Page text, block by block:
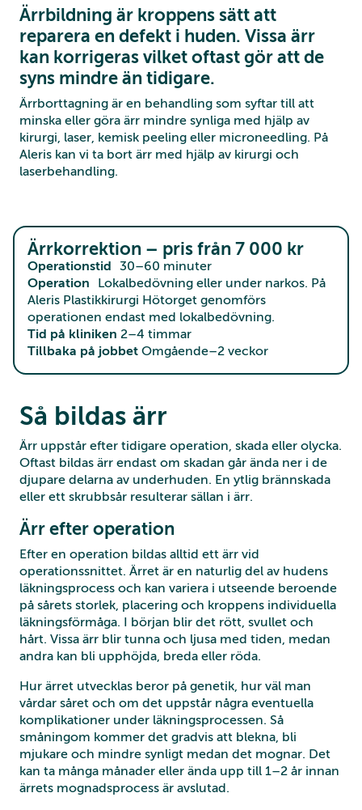
Ärrbildning är kroppens sätt att
reparera en defekt i huden. Vissa ärr
kan korrigeras vilket oftast gör att de
syns mindre än tidigare.
Ärrborttagning är en behandling som syftar till att
minska eller göra ärr mindre synliga med hjälp av
kirurgi, laser, kemisk peeling eller microneedling. På
Aleris kan vi ta bort ärr med hjälp av kirurgi och
laserbehandling.
Ärrkorrektion – pris från 7 000 kr
Operationstid 30–60 minuter
Operation Lokalbedövning eller under narkos. På
Aleris Plastikkirurgi Hötorget genomförs
operationen endast med lokalbedövning.
Tid på kliniken 2–4 timmar
Tillbaka på jobbet Omgående–2 veckor
Så bildas ärr
Ärr uppstår efter tidigare operation, skada eller olycka.
Oftast bildas ärr endast om skadan går ända ner i de
djupare delarna av underhuden. En ytlig brännskada
eller ett skrubbsår resulterar sällan i ärr.
Ärr efter operation
Efter en operation bildas alltid ett ärr vid
operationssnittet. Ärret är en naturlig del av hudens
läkningsprocess och kan variera i utseende beroende
på sårets storlek, placering och kroppens individuella
läkningsförmåga. I början blir det rött, svullet och
hårt. Vissa ärr blir tunna och ljusa med tiden, medan
andra kan bli upphöjda, breda eller röda.
Hur ärret utvecklas beror på genetik, hur väl man
vårdar såret och om det uppstår några eventuella
komplikationer under läkningsprocessen. Så
småningom kommer det gradvis att blekna, bli
mjukare och mindre synligt medan det mognar. Det
kan ta många månader eller ända upp till 1–2 år innan
ärrets mognadsprocess är avslutad.